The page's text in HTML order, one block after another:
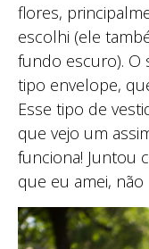
flores,
escolhi (ele
fundo escuro). O
tipo envelope,
Esse tipo de
que vejo um
funciona! Juntou
que eu amei, não